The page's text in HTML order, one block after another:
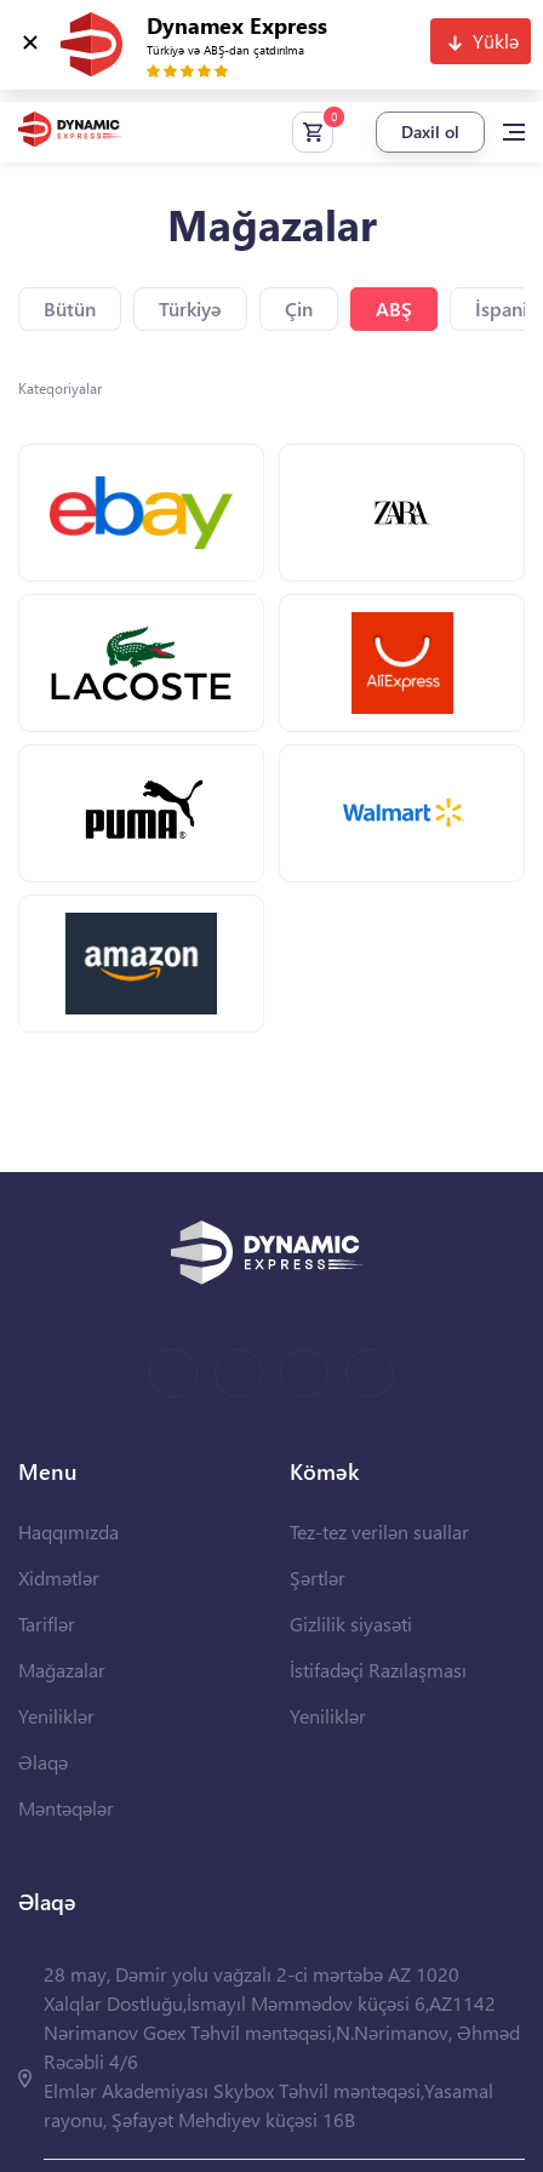
Dynamex Express
Türkiyə və ABŞ-dan çatdırılma Yüklə
Daxil ol
Mağazalar
Bütün Türkiyə Çin ABŞ
Kateqoriyalar
Menu
Haqqımızda
Xidmətlər
Tariflər
Mağazalar
Yeniliklər
Əlaqə
Məntəqələr
Kömək
Tez-tez verilən suallar
Şərtlər
Gizlilik siyasəti
İstifadəçi Razılaşması
Yeniliklər
Əlaqə
28 may, Dəmir yolu vağzalı 2-ci mərtəbə AZ 1020
Xalqlar Dostluğu,İsmayıl Məmmədov küçəsi 6,AZ1142
Nərimanov Goex Təhvil məntəqəsi,N.Nərimanov, Əhməd
Rəcəbli 4/6
Elmlər Akademiyası Skybox Təhvil məntəqəsi,Yasamal
rayonu, Şəfayət Mehdiyev küçəsi 16B